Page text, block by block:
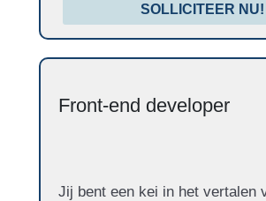
SOLLICITEER NU!
Front-end developer
Jij bent een kei in het vertalen